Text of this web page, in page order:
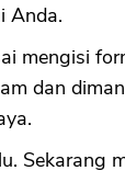
Anda.
mengisi
dan
Sekarang